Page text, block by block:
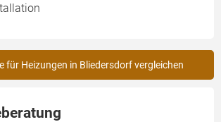
für Heizungen in Bliedersdorf vergleichen